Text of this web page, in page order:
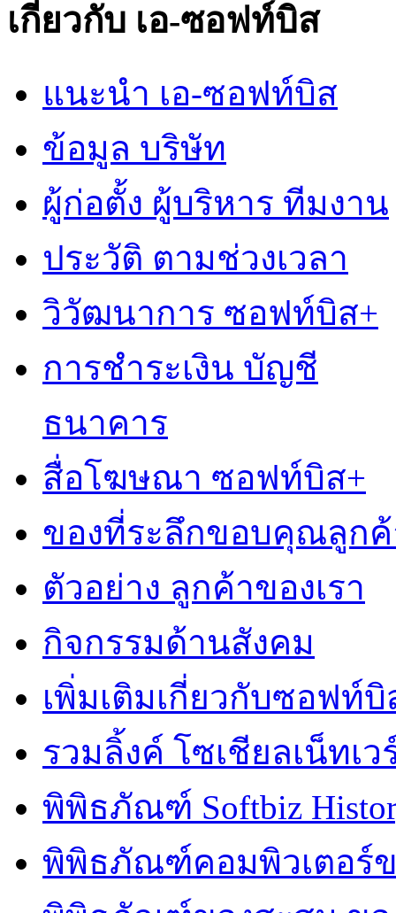
เกี่ยวกับ เอ-ซอฟท์บิส
แนะนำ เอ-ซอฟท์บิส
ข้อมูล บริษัท
ผู้ก่อตั้ง ผู้บริหาร ทีมงาน
ประวัติ ตามช่วงเวลา
วิวัฒนาการ ซอฟท์บิส+
การชำระเงิน บัญชี
ธนาคาร
สื่อโฆษณา ซอฟท์บิส+
ของที่ระลึกขอบคุณลูก
ตัวอย่าง ลูกค้าของเรา
กิจกรรมด้านสังคม
เพิ่มเติมเกี่ยวกับซอฟท์บิ
รวมลิ้งค์ โซเชียลเน็ทเว
พิพิธภัณฑ์ Softbiz
พิพิธภัณฑ์คอมพิวเตอร์